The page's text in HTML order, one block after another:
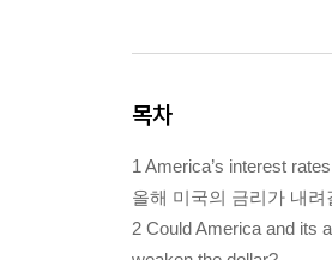
목차
1 America’s interest
올해 미국의 금리가 내
2 Could America and its